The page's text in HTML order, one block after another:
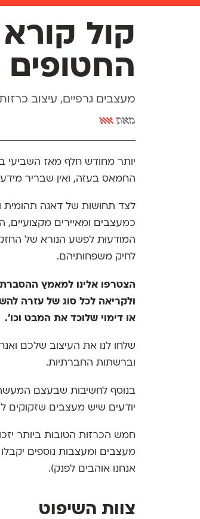
קול
מעצבים גרפיים, עיצוב
מאת אאא
החמאס בעזה, ואין שבריר
לצד תחושות של דאגה תהומית
כמעצבים ומאיירים
המודעוּת לפשע הנורא של
לחיק משפחותיהם.
הצטרפו אלינו למאמץ
ולקריאה לכל סוג של עזרה
או דימוי שלוכד את המבט וכו׳.
שלחו לנו את העיצוב שלכם
וברשתות החברתיות.
בנוסף לחשיבות שבעצם
יודעים שיש מעצבים שזקוקים
חמש הכרזות הטובות ביותר
מעצבים ומעצבות נוספים
אנחנו אוהבים לפנק).
צוות השיפוט